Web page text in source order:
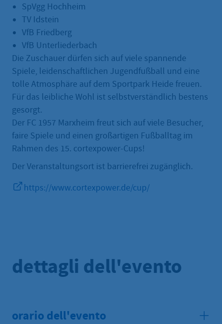
SpVgg Hochheim
TV Idstein
VfB Friedberg
VfB Unterliederbach
Die Zuschauer dürfen sich auf viele spannende
Spiele, leidenschaftlichen Jugendfußball und eine
tolle Atmosphäre auf dem Sportpark Heide freuen.
Für das leibliche Wohl ist selbstverständlich bestens
gesorgt.
Der FC 1957 Marxheim freut sich auf viele Besucher,
faire Spiele und einen großartigen Fußballtag im
Rahmen des 15. cortexpower-Cups!
Der Veranstaltungsort ist barrierefrei zugänglich.
https://www.cortexpower.de/cup/
dettagli dell'evento
orario dell'evento